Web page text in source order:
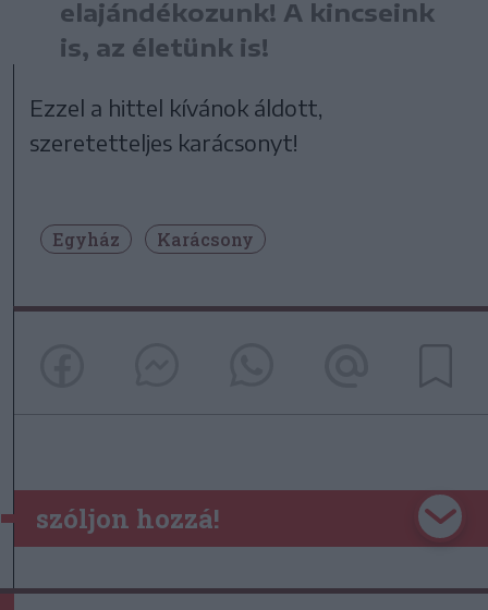
elajándékozunk! A kincseink
is, az életünk is!
Ezzel a hittel kívánok áldott,
szeretetteljes karácsonyt!
Egyház Karácsony
szóljon hozzá!